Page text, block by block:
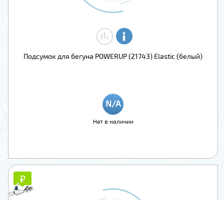
Подсумок для бегуна POWERUP (21743) Elastic (белый)
Нет в наличии
₽
₽